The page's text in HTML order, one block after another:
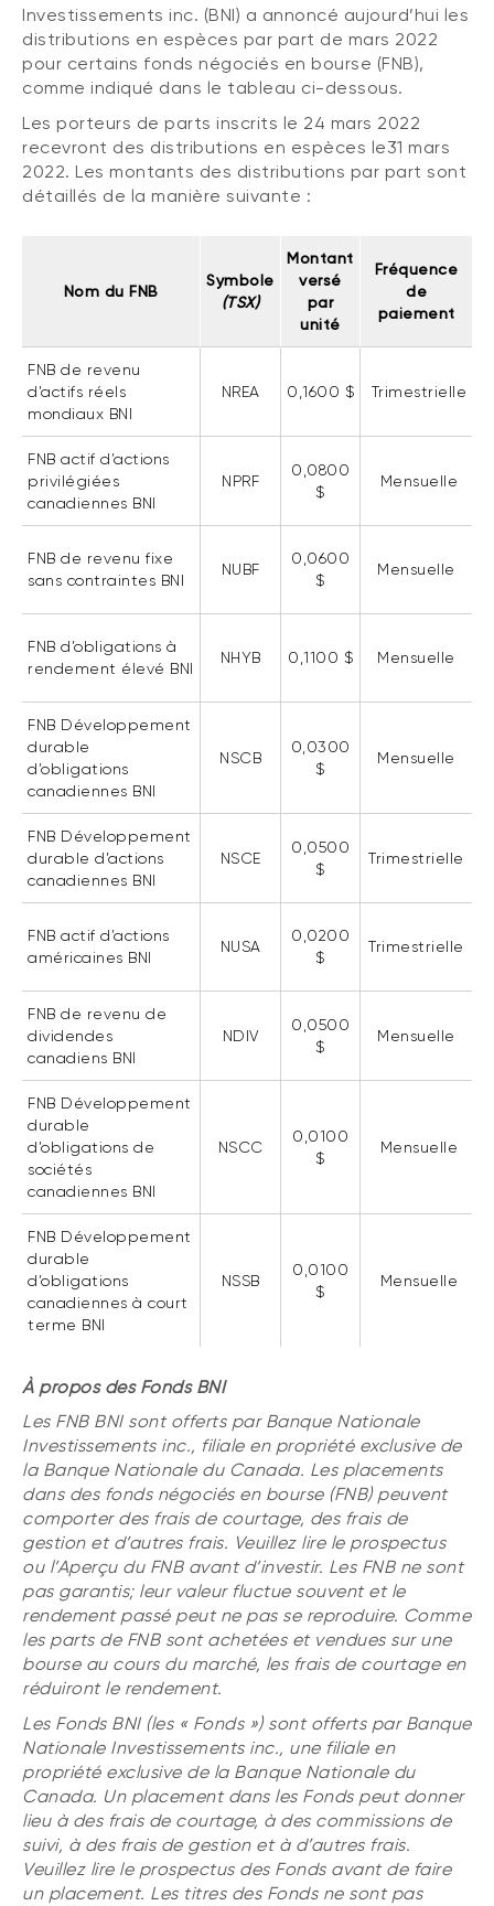
(FNB)
À propos des FNB BNI
FNB de rotation thématique BNI (NTHM)
FNB durables
Liste des solutions de portefeuille BNI
Portefeuilles FNB BNI
Portefeuilles durables BNI
PLACEMENTS ALTERNATIFS
Placements privés
FNB d’investissements alternatifs
SOLUTIONS DE LIQUIDITÉ
Compte Surintérêt Altamira BNI
CPG à taux fixe
CATÉGORIES D'ACTIFS
Actions
Fonds équilibré
Marché monétaire
Revenu fixe
Alternatif
TYPES DE CONTENU
Articles
Vidéos
Livres blancs
DOCUMENTS RÉGLEMENTAIRES
Prospectus
Rapports annuels
Aperçus de fonds
Relevés SPEP
Déclaration de principes sur les conflits
CONNEXION REQUISE
Portail de formation continue
Événements
Webinaires
Énoncé politique de placement
(Portefeuilles Méritage)
Investissements inc. (BNI) a annoncé aujourd’hui les
distributions en espèces par part de mars 2022
pour certains fonds négociés en bourse (FNB),
comme indiqué dans le tableau ci-dessous.
Les porteurs de parts inscrits le 24 mars 2022
recevront des distributions en espèces le31 mars
2022. Les montants des distributions par part sont
détaillés de la manière suivante :
Nom du FNB
Symbole
(TSX)
Montant
versé
par
unité
Fréquence
de
paiement
FNB de revenu
d’actifs réels
mondiaux BNI
NREA 0,1600 $ Trimestrielle
FNB actif d’actions
privilégiées
canadiennes BNI
NPRF
0,0800
$
Mensuelle
FNB de revenu fixe
sans contraintes BNI
NUBF
0,0600
$
Mensuelle
FNB d’obligations à
rendement élevé BNI
NHYB 0,1100 $ Mensuelle
FNB Développement
durable
d’obligations
canadiennes BNI
NSCB
0,0300
$
Mensuelle
FNB Développement
durable d’actions
canadiennes BNI
NSCE
0,0500
$
Trimestrielle
FNB actif d’actions
américaines BNI
NUSA
0,0200
$
Trimestrielle
FNB de revenu de
dividendes
canadiens BNI
NDIV
0,0500
$
Mensuelle
FNB Développement
durable
d’obligations de
sociétés
canadiennes BNI
NSCC
0,0100
$
Mensuelle
FNB Développement
durable
d’obligations
canadiennes à court
terme BNI
NSSB
0,0100
$
Mensuelle
À propos des Fonds BNI
Les FNB BNI sont offerts par Banque Nationale
Investissements inc., filiale en propriété exclusive de
la Banque Nationale du Canada. Les placements
dans des fonds négociés en bourse (FNB) peuvent
comporter des frais de courtage, des frais de
gestion et d’autres frais. Veuillez lire le prospectus
ou l’Aperçu du FNB avant d’investir. Les FNB ne sont
pas garantis; leur valeur fluctue souvent et le
rendement passé peut ne pas se reproduire. Comme
les parts de FNB sont achetées et vendues sur une
bourse au cours du marché, les frais de courtage en
réduiront le rendement.
Les Fonds BNI (les « Fonds ») sont offerts par Banque
Nationale Investissements inc., une filiale en
propriété exclusive de la Banque Nationale du
Canada. Un placement dans les Fonds peut donner
lieu à des frais de courtage, à des commissions de
suivi, à des frais de gestion et à d’autres frais.
Veuillez lire le prospectus des Fonds avant de faire
un placement. Les titres des Fonds ne sont pas